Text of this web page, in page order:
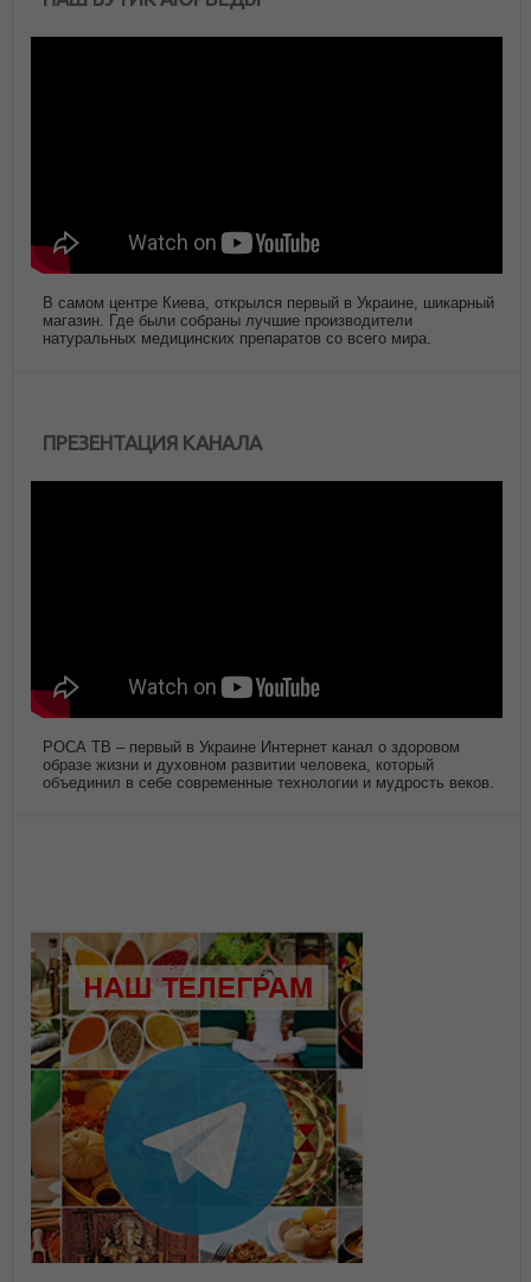
В самом центре Киева, открылся первый в Украине, шикарный
магазин. Где были собраны лучшие производители
натуральных медицинских препаратов со всего мира.
ПРЕЗЕНТАЦИЯ КАНАЛА
РОСА ТВ – первый в Украине Интернет канал о здоровом
образе жизни и духовном развитии человека, который
объединил в себе современные технологии и мудрость веков.